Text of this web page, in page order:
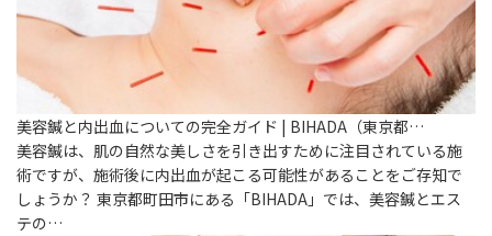
美容鍼と内出血についての完全ガイド | BIHADA（東京都…
美容鍼は、肌の自然な美しさを引き出すために注目されている施
術ですが、施術後に内出血が起こる可能性があることをご存知で
しょうか？ 東京都町田市にある「BIHADA」では、美容鍼とエス
テの…